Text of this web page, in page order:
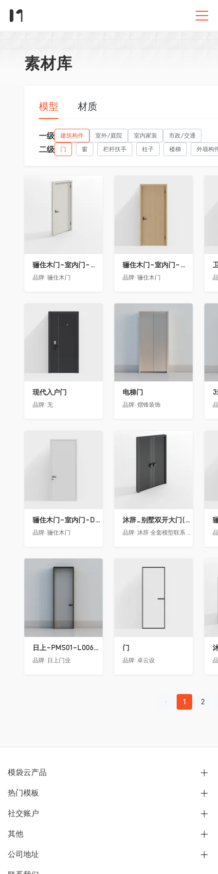
素材库
模型 材质
一级 建筑构件 室外/庭院 室内家装 市政/交通
二级 门 窗 栏杆扶手 柱子 楼梯 外墙构
收藏
骊住木门-室内门-单开门-BFA-EF浅灰色
品牌: 骊住木门
收藏
骊住木门-室内门-单开门-BFA-PP麦芽黄色
品牌: 骊住木门
收藏
现代入户门
品牌: 无
收藏
电梯门
品牌: 熠锋装饰
骊住木门-室内门-DAA静音门-YY漆白色-方形把手
品牌: 骊住木门
沐辞_别墅双开大门(中型)(漏光加厚度)
品牌: 沐辞 全套模型联系 Vx:Muci0003
收藏
日上-PMS01-L006-金属窄边玻璃门
品牌: 日上门业
收藏
门
品牌: 卓云设
1 2
模袋云产品
别墅设计营销
模型协同展示分享
别墅社区
热门模板
欧式别墅
中式别墅
社交账户
B站
抖音
微信公众号
其他
用户服务协议
隐私政策
公司地址